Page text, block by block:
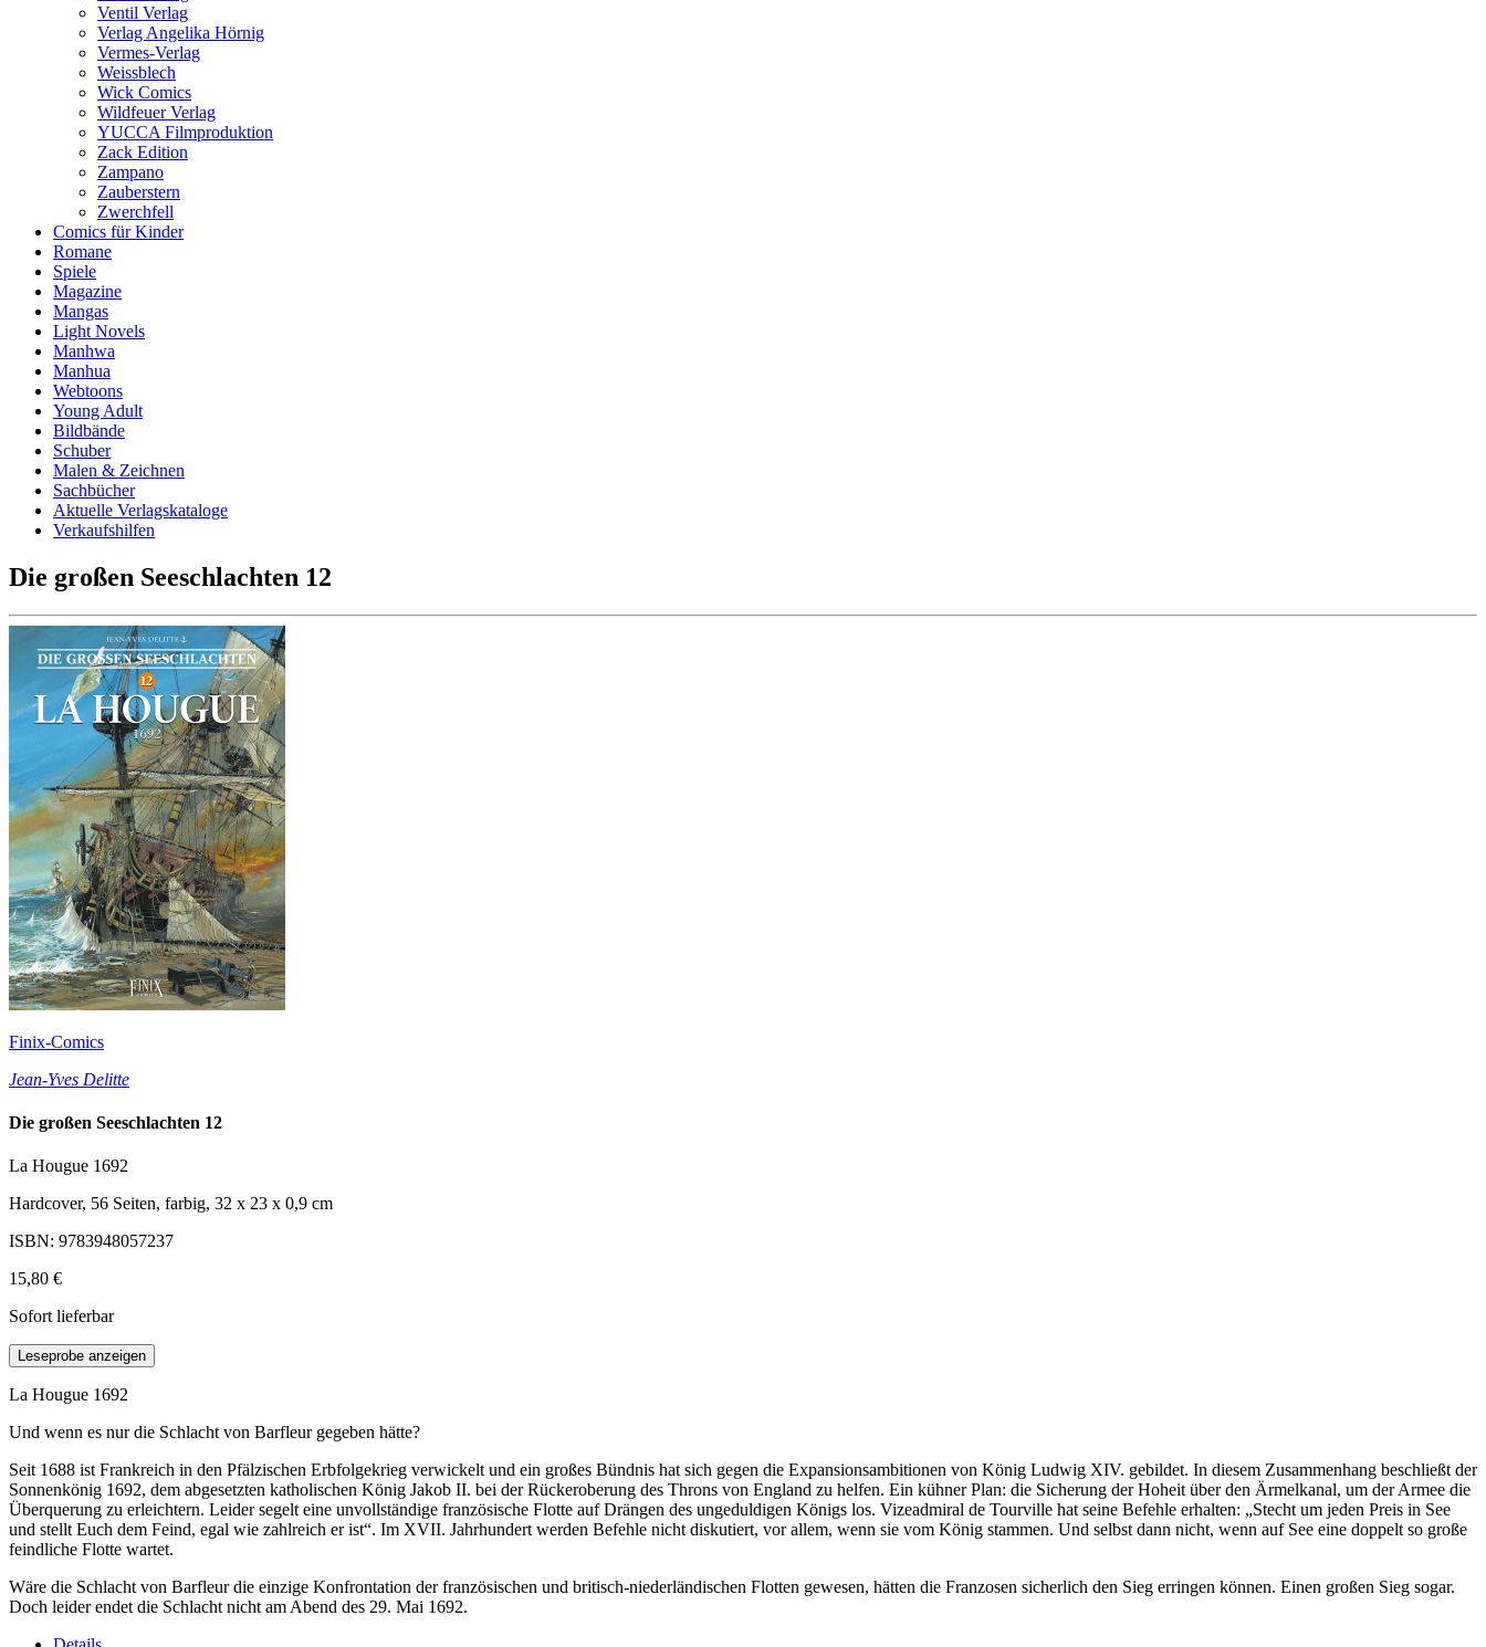
Ventil Verlag
Verlag Angelika Hörnig
Vermes-Verlag
Weissblech
Wick Comics
Wildfeuer Verlag
YUCCA Filmproduktion
Zack Edition
Zampano
Zauberstern
Zwerchfell
Comics für Kinder
Romane
Spiele
Magazine
Mangas
Light Novels
Manhwa
Manhua
Webtoons
Young Adult
Bildbände
Schuber
Malen & Zeichnen
Sachbücher
Aktuelle Verlagskataloge
Verkaufshilfen
Die großen Seeschlachten 12
Finix-Comics
Jean-Yves Delitte
Die großen Seeschlachten 12
La Hougue 1692
Hardcover, 56 Seiten, farbig, 32 x 23 x 0,9 cm
ISBN: 9783948057237
15,80 €
Sofort lieferbar
Leseprobe anzeigen
La Hougue 1692
Und wenn es nur die Schlacht von Barfleur gegeben hätte?
Seit 1688 ist Frankreich in den Pfälzischen Erbfolgekrieg verwickelt und ein großes Bündnis hat sich gegen die Expansionsambitionen von König Ludwig XIV. gebildet. In diesem Zusammenhang beschließt der
Sonnenkönig 1692, dem abgesetzten katholischen König Jakob II. bei der Rückeroberung des Throns von England zu helfen. Ein kühner Plan: die Sicherung der Hoheit über den Ärmelkanal, um der Armee die
Überquerung zu erleichtern. Leider segelt eine unvollständige französische Flotte auf Drängen des ungeduldigen Königs los. Vizeadmiral de Tourville hat seine Befehle erhalten: „Stecht um jeden Preis in See
und stellt Euch dem Feind, egal wie zahlreich er ist“. Im XVII. Jahrhundert werden Befehle nicht diskutiert, vor allem, wenn sie vom König stammen. Und selbst dann nicht, wenn auf See eine doppelt so große
feindliche Flotte wartet.
Wäre die Schlacht von Barfleur die einzige Konfrontation der französischen und britisch-niederländischen Flotten gewesen, hätten die Franzosen sicherlich den Sieg erringen können. Einen großen Sieg sogar.
Doch leider endet die Schlacht nicht am Abend des 29. Mai 1692.